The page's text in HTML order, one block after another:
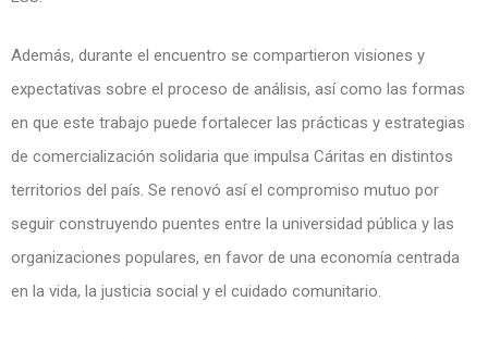
Además, durante el encuentro se compartieron visiones y
expectativas sobre el proceso de análisis, así como las formas
en que este trabajo puede fortalecer las prácticas y estrategias
de comercialización solidaria que impulsa Cáritas en distintos
territorios del país. Se renovó así el compromiso mutuo por
seguir construyendo puentes entre la universidad pública y las
organizaciones populares, en favor de una economía centrada
en la vida, la justicia social y el cuidado comunitario.